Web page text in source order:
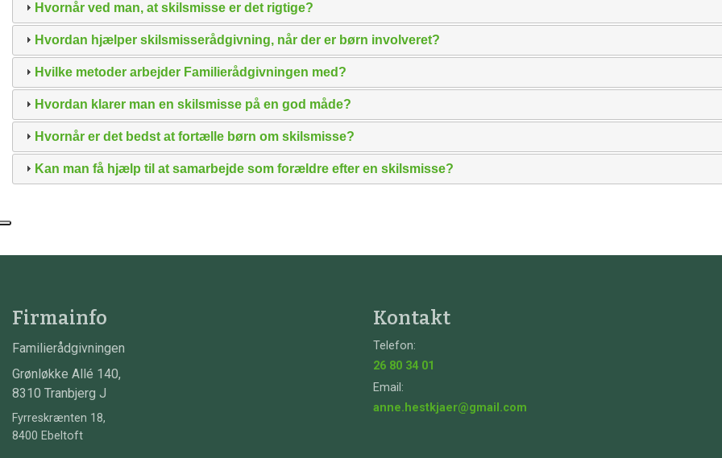
Hvornår ved man, at skilsmisse er det rigtige?
Hvordan hjælper skilsmisserådgivning, når der er børn involveret?
Hvilke metoder arbejder Familierådgivningen med?
Hvordan klarer man en skilsmisse på en god måde?
Hvornår er det bedst at fortælle børn om skilsmisse?
Kan man få hjælp til at samarbejde som forældre efter en skilsmisse?
Firmainfo
Familierådgivningen
Grønløkke Allé 140,
8310 Tranbjerg J
Fyrreskrænten 18,
8400 Ebeltoft
Kontakt
Telefon:
26 80 34 01
Email:
anne.hestkjaer@gmail.com